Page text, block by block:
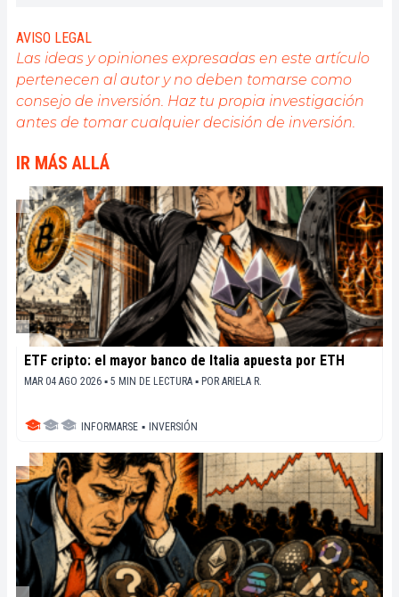
permiten aprender más. Cantante en mi tiempo
libre, también cultivo una gran pasión por la música,
la lectura (¡y los animales!)
AVISO LEGAL
Las ideas y opiniones expresadas en este artículo
pertenecen al autor y no deben tomarse como
consejo de inversión. Haz tu propia investigación
antes de tomar cualquier decisión de inversión.
IR MÁS ALLÁ
ETF cripto: el mayor banco de Italia apuesta por ETH
MAR 04 AGO 2026 ▪ 5 MIN DE LECTURA ▪ POR ARIELA R.
INFORMARSE ▪ INVERSIÓN